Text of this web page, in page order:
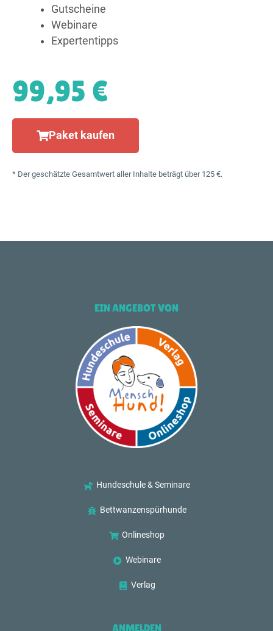
Gutscheine
Webinare
Expertentipps
99,95 €
Paket kaufen
* Der geschätzte Gesamtwert aller Inhalte beträgt über 125 €.
EIN ANGEBOT VON
Hundeschule & Seminare
Bettwanzenspürhunde
Onlineshop
Webinare
Verlag
ANMELDEN